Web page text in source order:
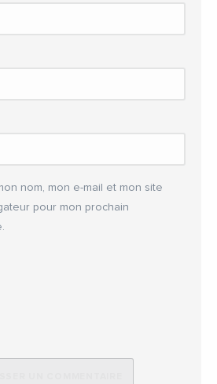
nom, mon e-mail et mon site
pour mon prochain